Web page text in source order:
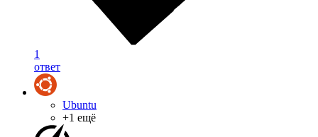
1
ответ
Ubuntu
+1 ещё